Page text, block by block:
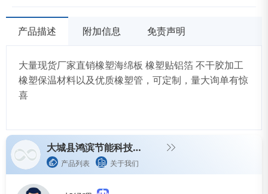
产品描述 附加信息 免责声明
大量现货厂家直销橡塑海绵板 橡塑贴铝箔 不干胶加工
橡塑保温材料以及优质橡塑管，可定制，量大询单有惊
喜
大城县鸿滨节能科技有限责任公司
产品列表 关于我们